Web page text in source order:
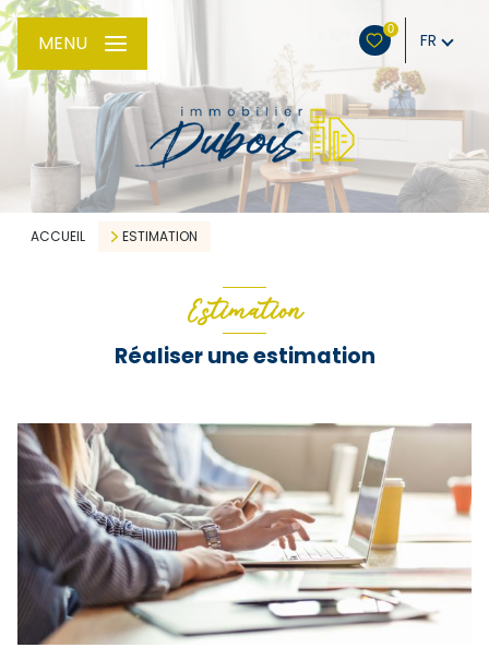
0
FR
MENU
ACCUEIL ESTIMATION
Estimation
Réaliser une estimation